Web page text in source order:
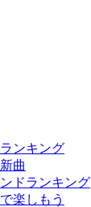
ンキング
曲
ドランキング
楽しもう